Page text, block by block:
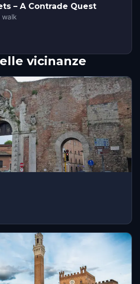
– A Contrade Quest
walk
vicinanze